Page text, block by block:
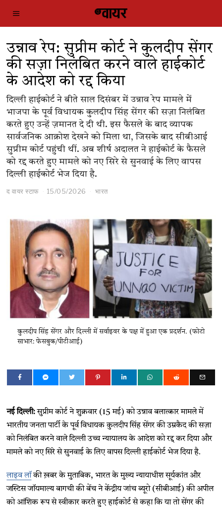
उन्नाव रेप: सुप्रीम कोर्ट ने कुलदीप सेंगर
की सज़ा निलंबित करने वाले हाईकोर्ट
के आदेश को रद्द किया
दिल्ली हाईकोर्ट ने बीते साल दिसंबर में उन्नाव रेप मामले में
भाजपा के पूर्व विधायक कुलदीप सिंह सेंगर की सज़ा निलंबित
करते हुए उन्हें ज़मानत दे दी थी. इस फैसले के बाद व्यापक
सार्वजनिक आक्रोश देखने को मिला था, जिसके बाद सीबीआई
सुप्रीम कोर्ट पहुंची थीं. अब शीर्ष अदालत ने हाईकोर्ट के फैसले
को रद्द करते हुए मामले को नए सिरे से सुनवाई के लिए वापस
दिल्ली हाईकोर्ट भेज दिया है.
द वायर स्टाफ 15/05/2026 भारत
कुलदीप सिंह सेंगर और दिल्ली में सर्वाइवर के पक्ष में हुआ एक प्रदर्शन. (फोटो
साभार: फेसबुक/पीटीआई)
नई दिल्ली:सुप्रीम कोर्ट ने शुक्रवार (15 मई) को उन्नाव बलात्कार मामले में
भारतीय जनता पार्टी के पूर्व विधायक कुलदीप सिंह सेंगर की उम्रकैद की सज़ा
को निलंबित करने वाले दिल्ली उच्च न्यायालय के आदेश को रद्द कर दिया और
मामले को नए सिरे से सुनवाई के लिए वापस दिल्ली हाईकोर्ट भेज दिया है.
लाइव लॉकी ख़बर के मुताबिक, भारत के मुख्य न्यायाधीश सूर्यकांत और
जस्टिस जॉयमाल्य बागची की बेंच ने केंद्रीय जांच ब्यूरो (सीबीआई) की अपील
को आंशिक रूप से स्वीकार करते हुए हाईकोर्ट से कहा कि या तो सेंगर की